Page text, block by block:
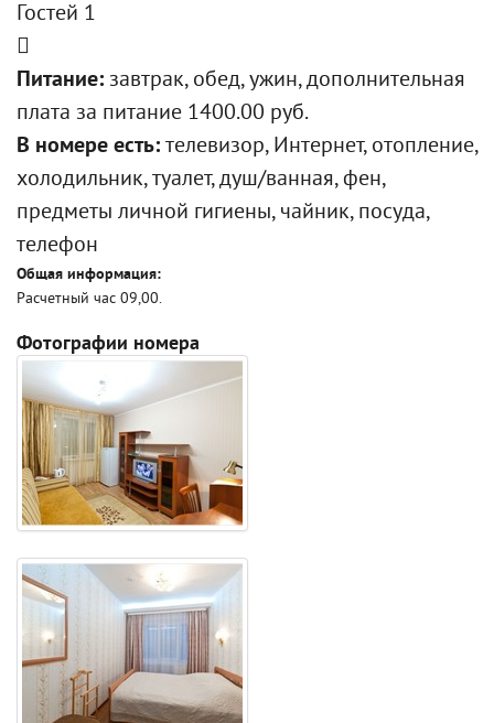
Гостей 1
Питание: завтрак, обед, ужин, дополнительная
плата за питание 1400.00 руб.
В номере есть: телевизор, Интернет, отопление,
холодильник, туалет, душ/ванная, фен,
предметы личной гигиены, чайник, посуда,
телефон
Общая информация:
Расчетный час 09,00.
Фотографии номера